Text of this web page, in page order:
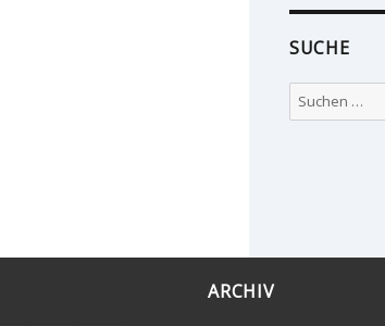
SUCHE
Suchen
nach:
ARCHIV